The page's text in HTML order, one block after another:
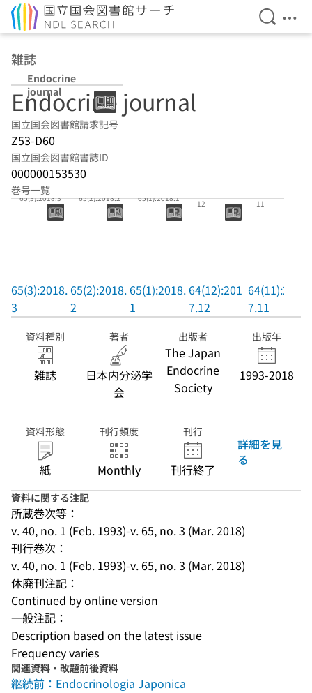
検索を
メ
雑誌
Endocrine
journal
Endocrine journal
国立国会図書館請求記号
Z53-D60
国立国会図書館書誌ID
000000153530
巻号一覧
65(3):2018.3
65(3):2018.
3
65(2):2018.2
65(2):2018.
2
65(1):2018.1
65(1):2018.
1
12
64(12):201
7.12
11
64(11):201
7.11
資料種別
雑誌
著者
日本内分泌学
会
出版者
The Japan
Endocrine
Society
出版年
1993-2018
資料形態
紙
刊行頻度
Monthly
刊行
刊行終了
詳細を見
る
資料に関する注記
所蔵巻次等：
v. 40, no. 1 (Feb. 1993)-v. 65, no. 3 (Mar. 2018)
刊行巻次：
v. 40, no. 1 (Feb. 1993)-v. 65, no. 3 (Mar. 2018)
休廃刊注記：
Continued by online version
一般注記：
Description based on the latest issue
Frequency varies
関連資料・改題前後資料
継続前：Endocrinologia Japonica